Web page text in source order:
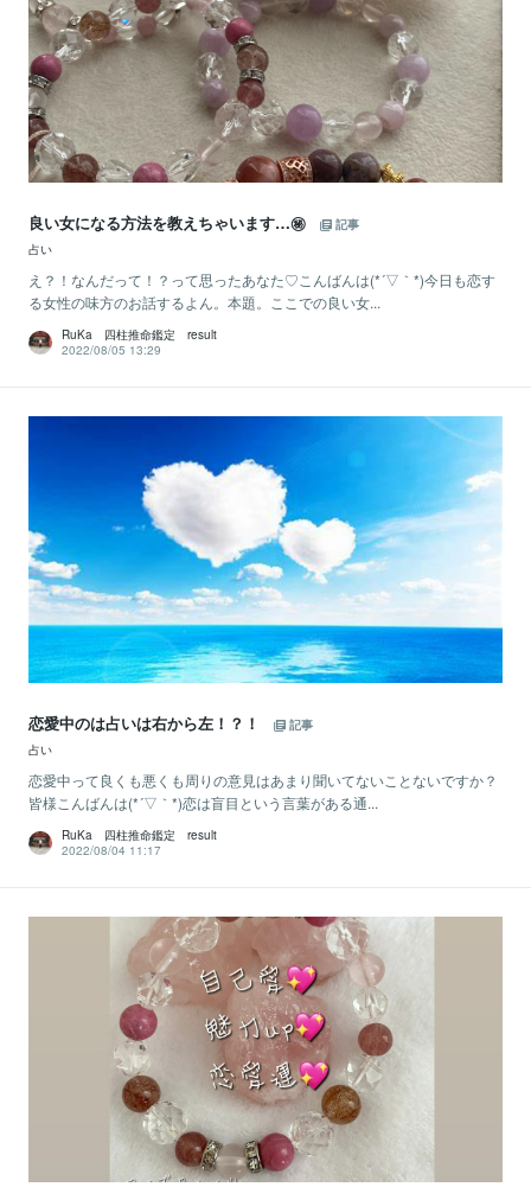
良い女になる方法を教えちゃいます…㊙
記事
占い
え？！なんだって！？って思ったあなた♡こんばんは(*´▽｀*)今日も恋す
る女性の味方のお話するよん。本題。ここでの良い女...
RuKa 四柱推命鑑定 result
2022/08/05 13:29
恋愛中のは占いは右から左！？！
記事
占い
恋愛中って良くも悪くも周りの意見はあまり聞いてないことないですか？
皆様こんばんは(*´▽｀*)恋は盲目という言葉がある通...
RuKa 四柱推命鑑定 result
2022/08/04 11:17